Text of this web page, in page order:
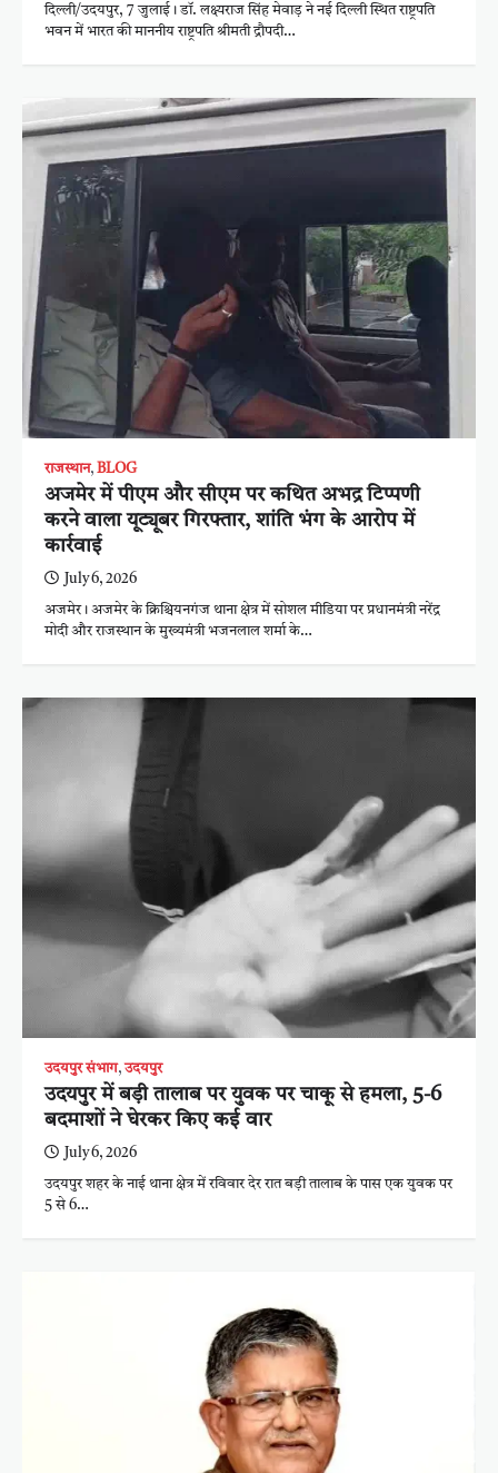
दिल्ली/उदयपुर, 7 जुलाई। डॉ. लक्ष्यराज सिंह मेवाड़ ने नई दिल्ली स्थित राष्ट्रपति
भवन में भारत की माननीय राष्ट्रपति श्रीमती द्रौपदी…
राजस्थान, BLOG
अजमेर में पीएम और सीएम पर कथित अभद्र टिप्पणी
करने वाला यूट्यूबर गिरफ्तार, शांति भंग के आरोप में
कार्रवाई
July 6, 2026
अजमेर। अजमेर के क्रिश्चियनगंज थाना क्षेत्र में सोशल मीडिया पर प्रधानमंत्री नरेंद्र
मोदी और राजस्थान के मुख्यमंत्री भजनलाल शर्मा के…
उदयपुर संभाग,उदयपुर
उदयपुर में बड़ी तालाब पर युवक पर चाकू से हमला, 5-6
बदमाशों ने घेरकर किए कई वार
July 6, 2026
उदयपुर शहर के नाई थाना क्षेत्र में रविवार देर रात बड़ी तालाब के पास एक युवक पर
5 से 6…